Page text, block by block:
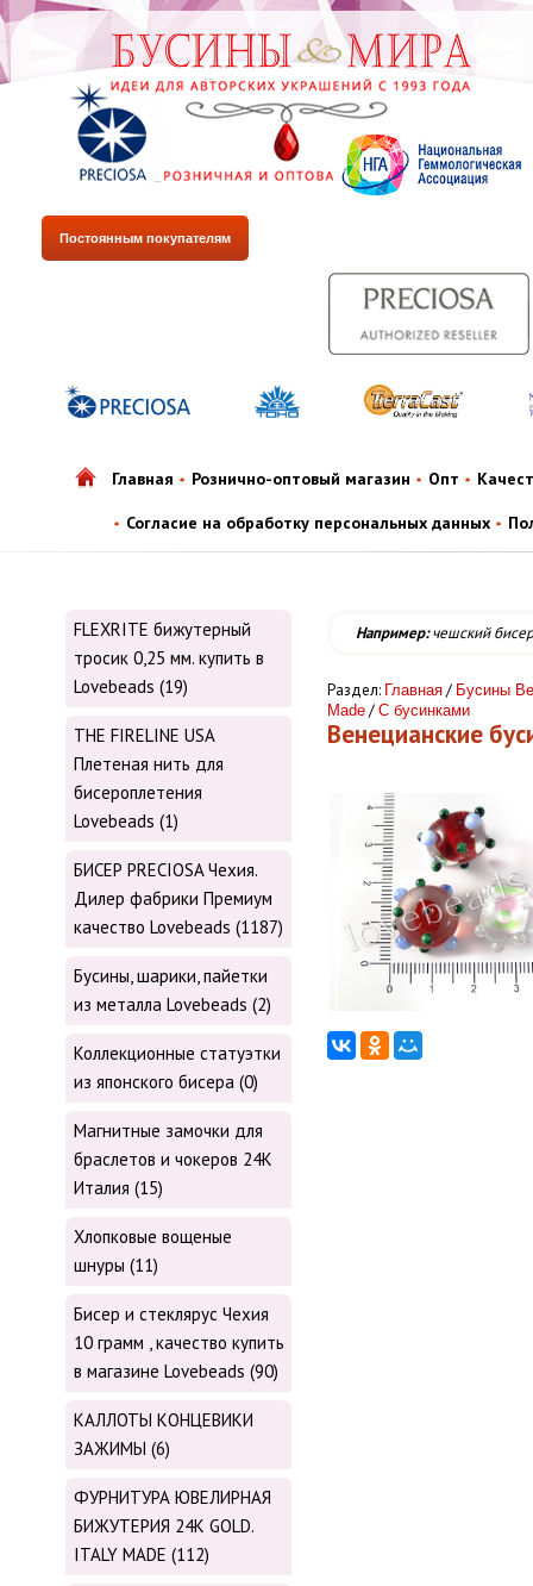
Постоянным покупателям
Главная Рознично-оптовый магазин Опт
Согласие на обработку персональных данных
FLEXRITE бижутерный
тросик 0,25 мм. купить в
Lovebeads (19)
THE FIRELINE USA
Плетеная нить для
бисероплетения
Lovebeads (1)
БИСЕР PRECIOSA Чехия.
Дилер фабрики Премиум
качество Lovebeads (1187)
Бусины, шарики, пайетки
из металла Lovebeads (2)
Коллекционные статуэтки
из японского бисера (0)
Магнитные замочки для
браслетов и чокеров 24К
Италия (15)
Хлопковые вощеные
шнуры (11)
Бисер и стеклярус Чехия
10 грамм , качество купить
в магазине Lovebeads (90)
КАЛЛОТЫ КОНЦЕВИКИ
ЗАЖИМЫ (6)
ФУРНИТУРА ЮВЕЛИРНАЯ
БИЖУТЕРИЯ 24К GOLD.
ITALY MADE (112)
Например:чешский бисер
Раздел: Главная / Бусины
Made / С бусинками
Венецианские